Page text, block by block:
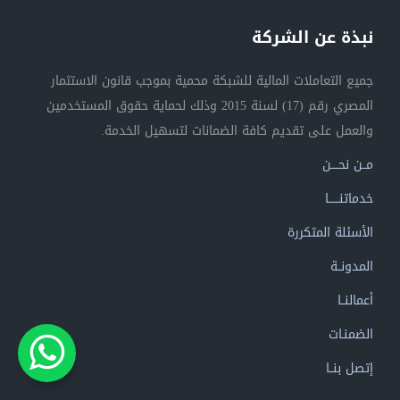
نبذة عن الشركة
جميع التعاملات المالية للشبكة محمية بموجب قانون الاستثمار
المصري رقم (17) لسنة 2015 وذلك لحماية حقوق المستخدمين
والعمل على تقديم كافة الضمانات لتسهيل الخدمة.
مــن نحــــن
خدماتنــــــا
الأسئلة المتكررة
المدونــة
أعمالنــا
الضمنـات
إتصل بنــا